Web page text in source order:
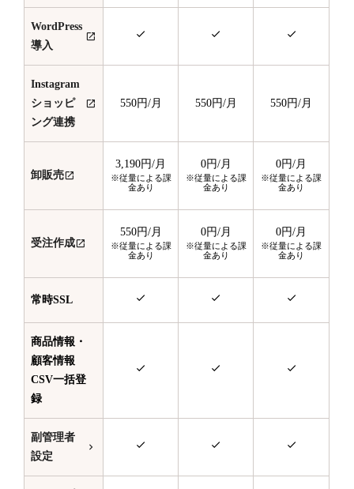
WordPress
導入
Instagram
ショッピ
ング連携
550円/月 550円/月 550円/月
卸販売
3,190円/月
※従量による課
金あり
0円/月
※従量による課
金あり
0円/月
※従量による課
金あり
受注作成
550円/月
※従量による課
金あり
0円/月
※従量による課
金あり
0円/月
※従量による課
金あり
常時SSL
商品情報・
顧客情報
CSV一括登
録
副管理者
設定